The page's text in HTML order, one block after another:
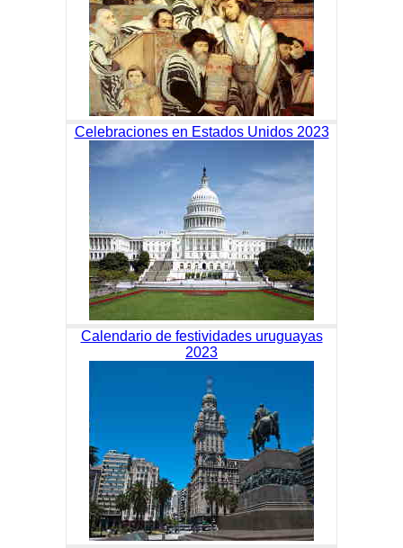
Celebraciones en Estados Unidos 2023
Calendario de festividades uruguayas
2023